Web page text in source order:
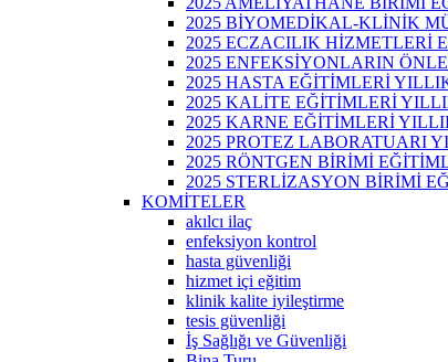
2025 BİYOMEDİKAL-KLİNİK
2025 ECZACILIK HİZMETLERİ
2025 ENFEKSİYONLARIN
2025 HASTA EĞİTİMLERİ
2025 KALİTE EĞİTİMLERİ
2025 KARNE EĞİTİMLERİ
2025 PROTEZ LABORATUARI
2025 RÖNTGEN BİRİMİ
2025 STERLİZASYON BİRİMİ
KOMİTELER
akılcı ilaç
enfeksiyon kontrol
hasta güvenliği
hizmet içi eğitim
klinik kalite iyileştirme
tesis güvenliği
İş Sağlığı ve Güvenliği